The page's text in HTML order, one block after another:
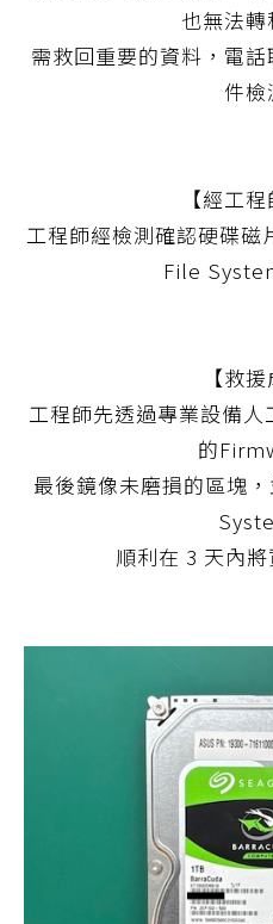
也無法轉
需救回重要的資料，電
件檢
【經工
工程師經檢測確認硬碟磁
File
【救援
工程師先透過專業設備
的
最後鏡像未磨損的區塊
順利在 3 天內